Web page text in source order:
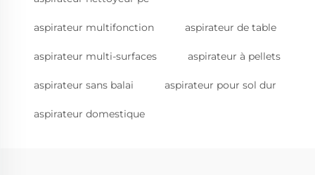
aspirateur multifonction aspirateur de table
aspirateur multi-surfaces aspirateur à pellets
aspirateur sans balai aspirateur pour sol dur
aspirateur domestique